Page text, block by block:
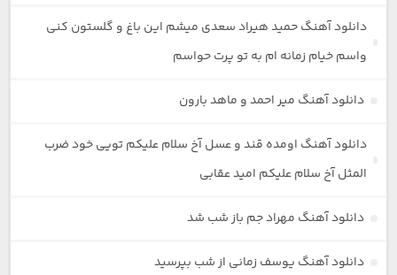
دانلود آهنگ حمید هیراد سعدی میشم این باغ و گلستون کنی
واسم خیام زمانه ام به تو پرت حواسم
دانلود آهنگ میر احمد و ماهد بارون
دانلود آهنگ اومده قند و عسل آخ سلام علیکم تویی خود ضرب
المثل آخ سلام علیکم امید عقابی
دانلود آهنگ مهراد جم باز شب شد
دانلود آهنگ یوسف زمانی از شب بپرسید